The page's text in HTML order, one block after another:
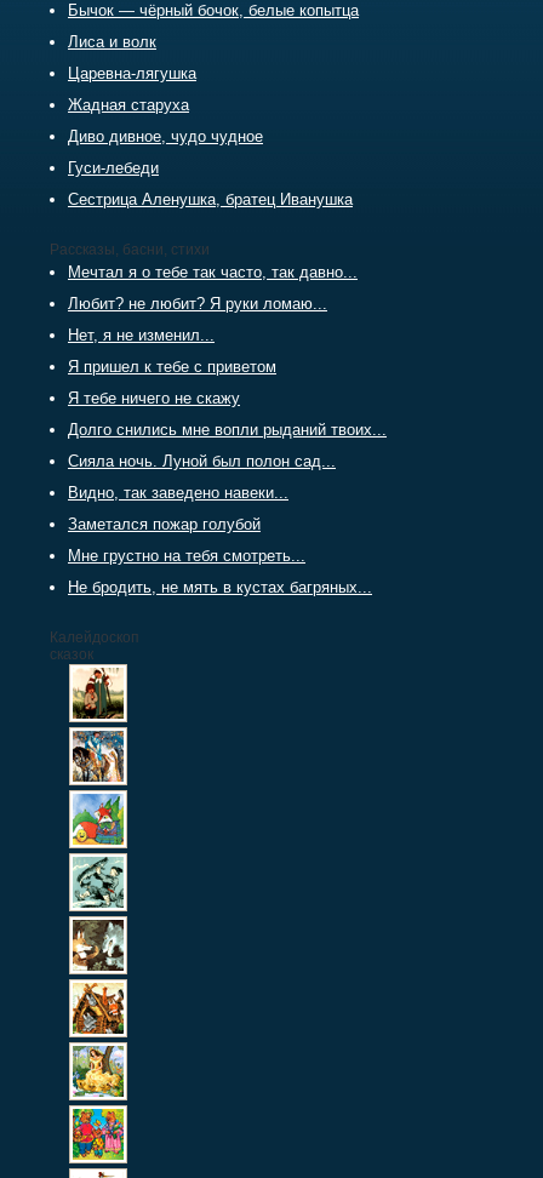
Бычок — чёрный бочок, белые копытца
Лиса и волк
Царевна-лягушка
Жадная старуха
Диво дивное, чудо чудное
Гуси-лебеди
Сестрица Аленушка, братец Иванушка
Рассказы, басни, стихи
Мечтал я о тебе так часто, так давно...
Любит? не любит? Я руки ломаю...
Нет, я не изменил...
Я пришел к тебе с приветом
Я тебе ничего не скажу
Долго снились мне вопли рыданий твоих...
Сияла ночь. Луной был полон сад...
Видно, так заведено навеки...
Заметался пожар голубой
Мне грустно на тебя смотреть...
Не бродить, не мять в кустах багряных...
Калейдоскоп
сказок